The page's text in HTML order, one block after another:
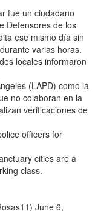
fue un ciudadano
Defensores de los
ese mismo día sin
varias horas.
locales informaron
(LAPD) como la
no colaboran en la
verificaciones de
officers for
cities are a
class.
June 6,